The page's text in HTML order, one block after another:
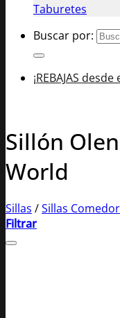
Taburetes
Buscar por:
¡REBAJAS
Sillón
World
Sillas /Sillas Comedor
Filtrar